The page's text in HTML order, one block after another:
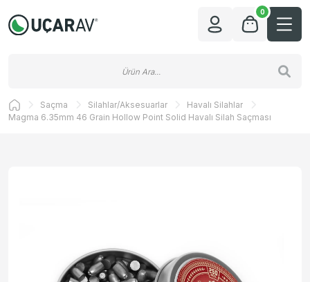
0
Saçma Silahlar/Aksesuarlar
Havalı Silahlar
Magma 6.35mm 46 Grain Hollow Point Solid Havalı Silah Saçması